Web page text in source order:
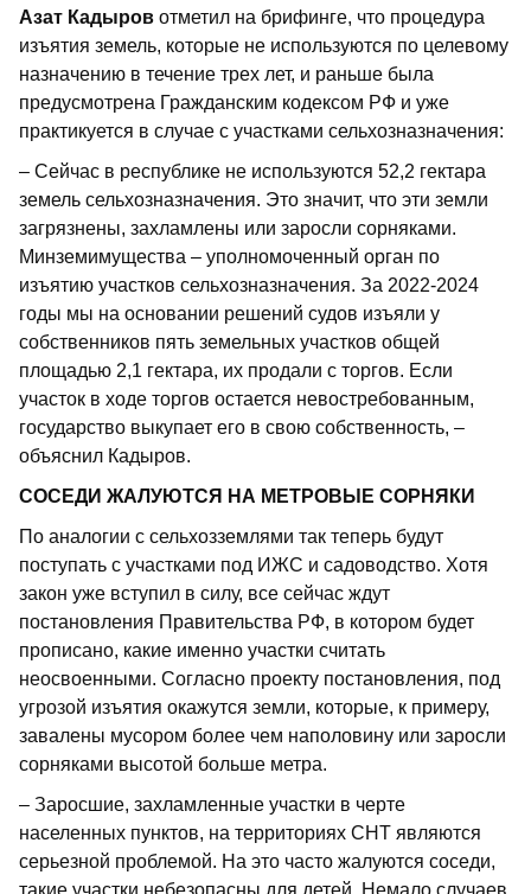
Азат Кадыров отметил на брифинге, что процедура
изъятия земель, которые не используются по целевому
назначению в течение трех лет, и раньше была
предусмотрена Гражданским кодексом РФ и уже
практикуется в случае с участками сельхозназначения:
– Сейчас в республике не используются 52,2 гектара
земель сельхозназначения. Это значит, что эти земли
загрязнены, захламлены или заросли сорняками.
Минземимущества – уполномоченный орган по
изъятию участков сельхозназначения. За 2022-2024
годы мы на основании решений судов изъяли у
собственников пять земельных участков общей
площадью 2,1 гектара, их продали с торгов. Если
участок в ходе торгов остается невостребованным,
государство выкупает его в свою собственность, –
объяснил Кадыров.
СОСЕДИ ЖАЛУЮТСЯ НА МЕТРОВЫЕ СОРНЯКИ
По аналогии с сельхозземлями так теперь будут
поступать с участками под ИЖС и садоводство. Хотя
закон уже вступил в силу, все сейчас ждут
постановления Правительства РФ, в котором будет
прописано, какие именно участки считать
неосвоенными. Согласно проекту постановления, под
угрозой изъятия окажутся земли, которые, к примеру,
завалены мусором более чем наполовину или заросли
сорняками высотой больше метра.
– Заросшие, захламленные участки в черте
населенных пунктов, на территориях СНТ являются
серьезной проблемой. На это часто жалуются соседи,
такие участки небезопасны для детей. Немало случаев,